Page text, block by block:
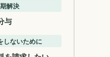
解決
与
しないために